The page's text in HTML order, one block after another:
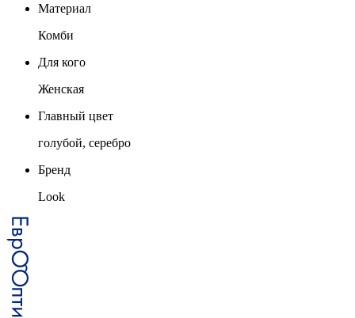
Материал
Комби
Для кого
Женская
Главный цвет
голубой, серебро
Бренд
Look